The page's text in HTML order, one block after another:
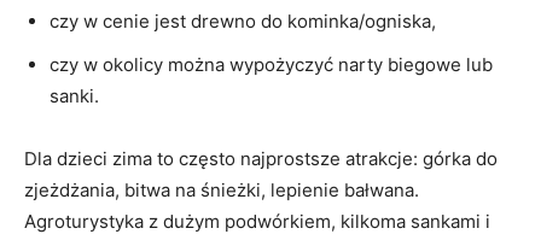
czy w cenie jest drewno do kominka/ogniska,
czy w okolicy można wypożyczyć narty biegowe lub
sanki.
Dla dzieci zima to często najprostsze atrakcje: górka do
zjeżdżania, bitwa na śnieżki, lepienie bałwana.
Agroturystyka z dużym podwórkiem, kilkoma sankami i